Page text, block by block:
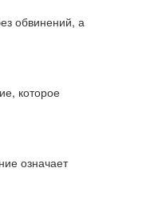
обвинений, а
которое
означает